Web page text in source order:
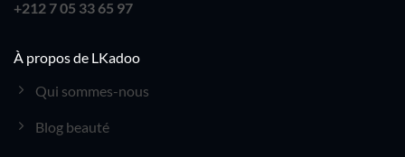
À propos de LKadoo
Qui sommes-nous
Blog beauté
+212 7 05 33 65 97